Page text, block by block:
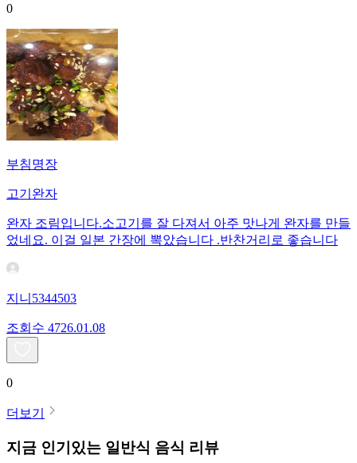
0
부침명장
고기완자
완자 조림입니다.소고기를 잘 다져서 아주 맛나게 완자를 만들
었네요. 이걸 일본 간장에 뽁았습니다 .반찬거리로 좋습니다
지니5344503
조회수 4726.01.08
0
더보기
지금 인기있는 일반식 음식 리뷰